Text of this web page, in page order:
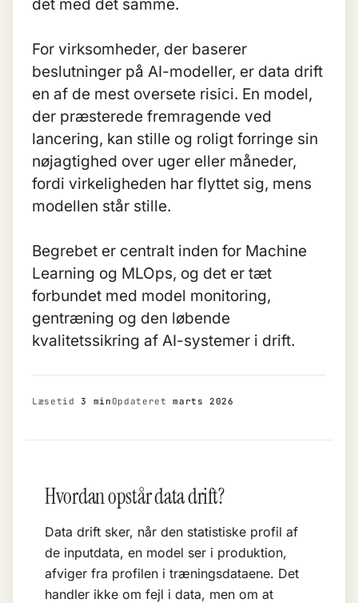
det med det samme.
For virksomheder, der baserer
beslutninger på AI-modeller, er data drift
en af de mest oversete risici. En model,
der præsterede fremragende ved
lancering, kan stille og roligt forringe sin
nøjagtighed over uger eller måneder,
fordi virkeligheden har flyttet sig, mens
modellen står stille.
Begrebet er centralt inden for Machine
Learning og MLOps, og det er tæt
forbundet med model monitoring,
gentræning og den løbende
kvalitetssikring af AI-systemer i drift.
Læsetid3 min Opdateretmarts 2026
Hvordan opstår data drift?
Data drift sker, når den statistiske profil af
de inputdata, en model ser i produktion,
afviger fra profilen i træningsdataene. Det
handler ikke om fejl i data, men om at